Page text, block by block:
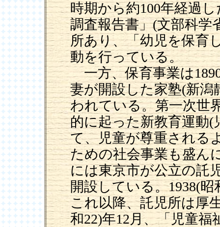
時期から約100年経過
調査報告書」(文部科学
所あり、「幼児を保育
動を行っている。
一方、保育事業は
妻が開設した家塾(新潟
われている。第一次世
的に起った新教育運動(
て、児童が尊重される
ための社会事業も盛ん
には東京市が公立の託
開設している。1938(
これ以降、託児所は厚
和22)年12月、「児童